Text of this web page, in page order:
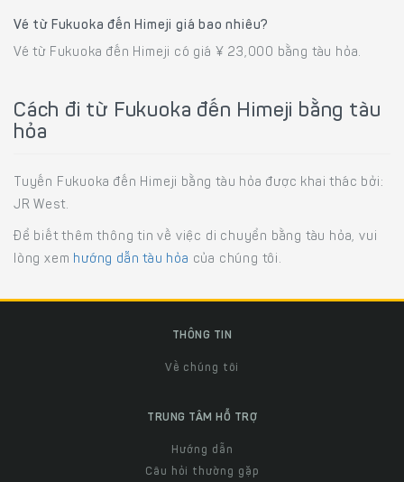
Vé từ Fukuoka đến Himeji giá bao nhiêu?
Vé từ Fukuoka đến Himeji có giá ¥ 23,000 bằng tàu hỏa.
Cách đi từ Fukuoka đến Himeji bằng tàu
hỏa
Tuyến Fukuoka đến Himeji bằng tàu hỏa được khai thác bởi:
JR West.
Để biết thêm thông tin về việc di chuyển bằng tàu hỏa, vui
lòng xem hướng dẫn tàu hỏa của chúng tôi.
THÔNG TIN
Về chúng tôi
TRUNG TÂM HỖ TRỢ
Hướng dẫn
Câu hỏi thường gặp